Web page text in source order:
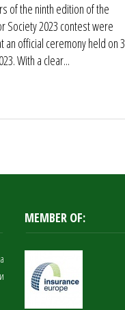
of the ninth edition of the
Society 2023 contest were
an official ceremony held on 3
With a clear...
MEMBER OF: